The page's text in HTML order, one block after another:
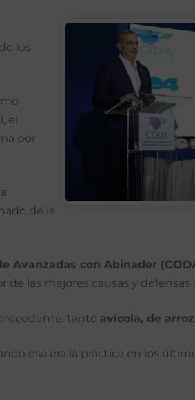
los
el
por
de la
Avanzadas con Abinader
las mejores causas y defensas
tanto avícola, de
esa era la práctica en los